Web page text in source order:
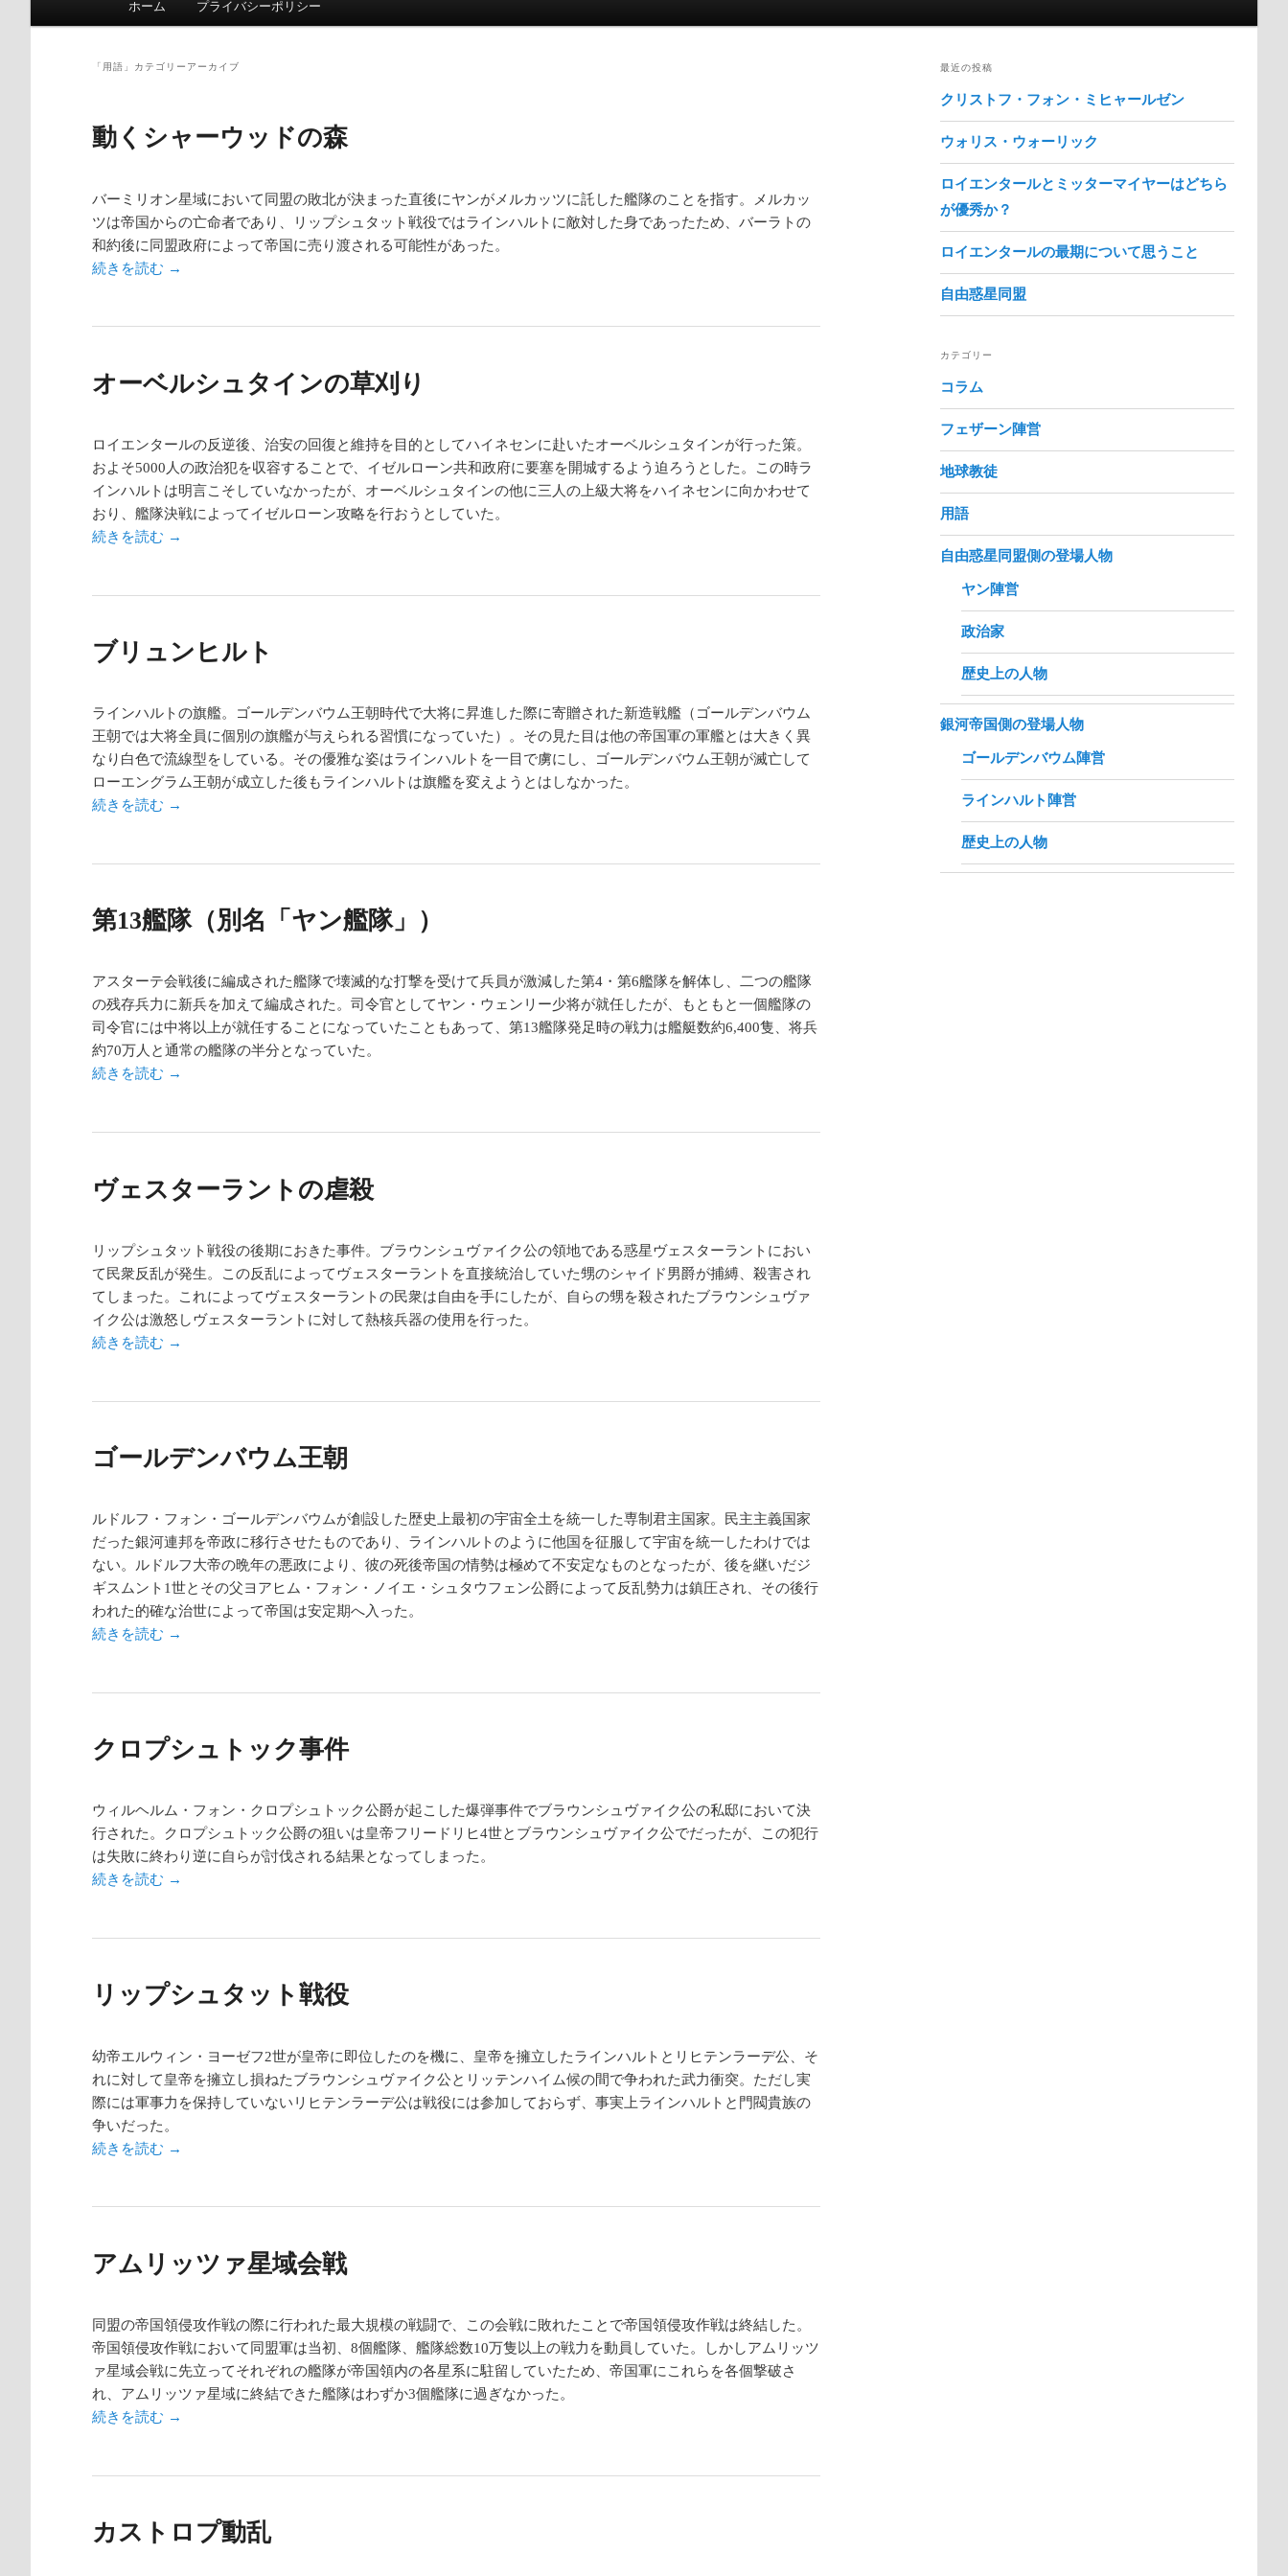
メインコンテンツへ移動
サブコンテンツへ移動
ホーム プライバシーポリシー
「 用語 」カテゴリーアーカイブ
動くシャーウッドの森
バーミリオン星域において同盟の敗北が決まった直後にヤンがメルカッツに託した艦隊のことを指す。メルカッ
ツは帝国からの亡命者であり、リップシュタット戦役ではラインハルトに敵対した身であったため、バーラトの
和約後に同盟政府によって帝国に売り渡される可能性があった。
続きを読む →
オーベルシュタインの草刈り
ロイエンタールの反逆後、治安の回復と維持を目的としてハイネセンに赴いたオーベルシュタインが行った策。
およそ5000人の政治犯を収容することで、イゼルローン共和政府に要塞を開城するよう迫ろうとした。この時ラ
インハルトは明言こそしていなかったが、オーベルシュタインの他に三人の上級大将をハイネセンに向かわせて
おり、艦隊決戦によってイゼルローン攻略を行おうとしていた。
続きを読む →
ブリュンヒルト
ラインハルトの旗艦。ゴールデンバウム王朝時代で大将に昇進した際に寄贈された新造戦艦（ゴールデンバウム
王朝では大将全員に個別の旗艦が与えられる習慣になっていた）。その見た目は他の帝国軍の軍艦とは大きく異
なり白色で流線型をしている。その優雅な姿はラインハルトを一目で虜にし、ゴールデンバウム王朝が滅亡して
ローエングラム王朝が成立した後もラインハルトは旗艦を変えようとはしなかった。
続きを読む →
第13艦隊（別名「ヤン艦隊」）
アスターテ会戦後に編成された艦隊で壊滅的な打撃を受けて兵員が激減した第4・第6艦隊を解体し、二つの艦隊
の残存兵力に新兵を加えて編成された。司令官としてヤン・ウェンリー少将が就任したが、もともと一個艦隊の
司令官には中将以上が就任することになっていたこともあって、第13艦隊発足時の戦力は艦艇数約6,400隻、将兵
約70万人と通常の艦隊の半分となっていた。
続きを読む →
ヴェスターラントの虐殺
リップシュタット戦役の後期におきた事件。ブラウンシュヴァイク公の領地である惑星ヴェスターラントにおい
て民衆反乱が発生。この反乱によってヴェスターラントを直接統治していた甥のシャイド男爵が捕縛、殺害され
てしまった。これによってヴェスターラントの民衆は自由を手にしたが、自らの甥を殺されたブラウンシュヴァ
イク公は激怒しヴェスターラントに対して熱核兵器の使用を行った。
続きを読む →
ゴールデンバウム王朝
ルドルフ・フォン・ゴールデンバウムが創設した歴史上最初の宇宙全土を統一した専制君主国家。民主主義国家
だった銀河連邦を帝政に移行させたものであり、ラインハルトのように他国を征服して宇宙を統一したわけでは
ない。ルドルフ大帝の晩年の悪政により、彼の死後帝国の情勢は極めて不安定なものとなったが、後を継いだジ
ギスムント1世とその父ヨアヒム・フォン・ノイエ・シュタウフェン公爵によって反乱勢力は鎮圧され、その後行
われた的確な治世によって帝国は安定期へ入った。
続きを読む →
クロプシュトック事件
ウィルヘルム・フォン・クロプシュトック公爵が起こした爆弾事件でブラウンシュヴァイク公の私邸において決
行された。クロプシュトック公爵の狙いは皇帝フリードリヒ4世とブラウンシュヴァイク公でだったが、この犯行
は失敗に終わり逆に自らが討伐される結果となってしまった。
続きを読む →
リップシュタット戦役
幼帝エルウィン・ヨーゼフ2世が皇帝に即位したのを機に、皇帝を擁立したラインハルトとリヒテンラーデ公、そ
れに対して皇帝を擁立し損ねたブラウンシュヴァイク公とリッテンハイム候の間で争われた武力衝突。ただし実
際には軍事力を保持していないリヒテンラーデ公は戦役には参加しておらず、事実上ラインハルトと門閥貴族の
争いだった。
続きを読む →
アムリッツァ星域会戦
同盟の帝国領侵攻作戦の際に行われた最大規模の戦闘で、この会戦に敗れたことで帝国領侵攻作戦は終結した。
帝国領侵攻作戦において同盟軍は当初、8個艦隊、艦隊総数10万隻以上の戦力を動員していた。しかしアムリッツ
ァ星域会戦に先立ってそれぞれの艦隊が帝国領内の各星系に駐留していたため、帝国軍にこれらを各個撃破さ
れ、アムリッツァ星域に終結できた艦隊はわずか3個艦隊に過ぎなかった。
続きを読む →
カストロプ動乱
最近の投稿
クリストフ・フォン・ミヒャールゼン
ウォリス・ウォーリック
ロイエンタールとミッターマイヤーはどちら
が優秀か？
ロイエンタールの最期について思うこと
自由惑星同盟
カテゴリー
コラム
フェザーン陣営
地球教徒
用語
自由惑星同盟側の登場人物
ヤン陣営
政治家
歴史上の人物
銀河帝国側の登場人物
ゴールデンバウム陣営
ラインハルト陣営
歴史上の人物